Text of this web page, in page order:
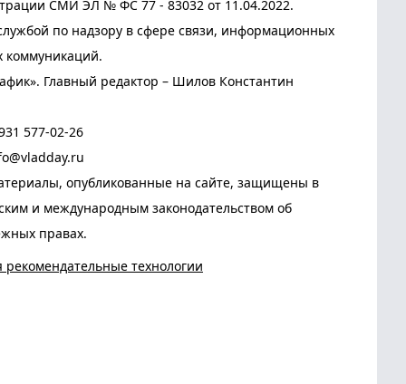
СМИ ЭЛ № ФС 77 - 83032 от 11.04.2022.
по надзору в сфере связи, информационных
коммуникаций.
Главный редактор – Шилов Константин
577-02-26
опубликованные на сайте, защищены в
и международным законодательством об
правах.
рекомендательные технологии